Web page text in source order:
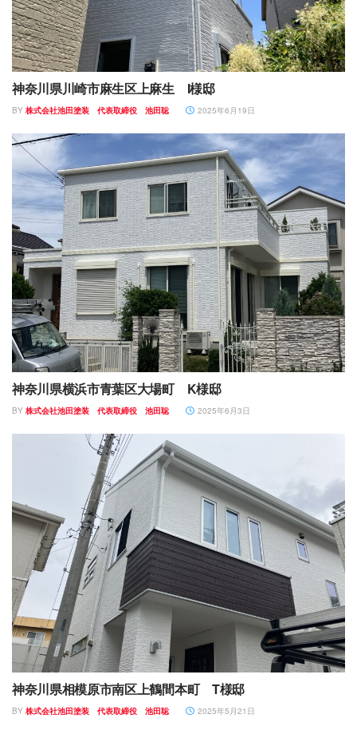
神奈川県川崎市麻生区上麻生 I様邸
BY 株式会社池田塗装 代表取締役 池田聡 2025年6月19日
神奈川県横浜市青葉区大場町 K様邸
BY 株式会社池田塗装 代表取締役 池田聡 2025年6月3日
神奈川県相模原市南区上鶴間本町 T様邸
BY 株式会社池田塗装 代表取締役 池田聡 2025年5月21日